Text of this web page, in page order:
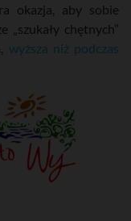
okazja, aby sobie
chętnych”
wyższa niż podczas